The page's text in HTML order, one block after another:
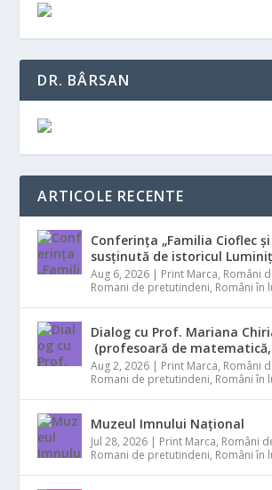
DR. BÂRSAN
ARTICOLE RECENTE
Conferința „Familia Cioflec
susținută de istoricul
Aug 6, 2026 | Print Marca, Români
Romani de pretutindeni, Români în
Dialog cu Prof. Mariana
(profesoară de matematică,
Aug 2, 2026 | Print Marca, Români
Romani de pretutindeni, Români în
Muzeul Imnului Național
Jul 28, 2026 | Print Marca, Români
Romani de pretutindeni, Români în